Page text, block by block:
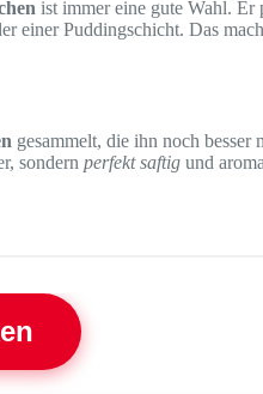
ist immer eine gute Wahl. Er
Puddingschicht. Das
gesammelt, die ihn noch besser
sondern perfekt saftig und